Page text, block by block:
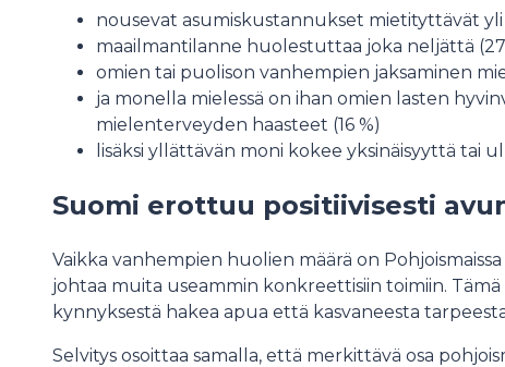
nousevat asumiskustannukset mietityttävät yli
maailmantilanne huolestuttaa joka neljättä (27
omien tai puolison vanhempien jaksaminen
ja monella mielessä on ihan omien lasten
mielenterveyden haasteet (16 %)
lisäksi yllättävän moni kokee yksinäisyyttä tai
Suomi erottuu positiivisesti
Vaikka vanhempien huolien määrä on
johtaa muita useammin konkreettisiin toimiin.
kynnyksestä hakea apua että kasvaneesta
Selvitys osoittaa samalla, että merkittävä osa